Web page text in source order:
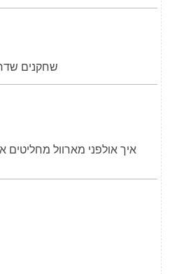
שחקנים
איך אולפני מארוול מחליטים